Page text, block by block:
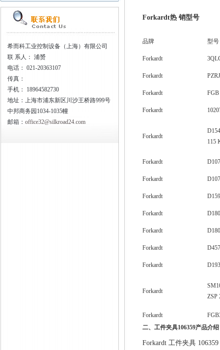
希而科工业控制设备（上海）有限公司
联 系人： 浦赟
电话： 021-20363107
传真：
手机：
18964582730
地址：上海市浦东新区川沙王桥路999号
中邦商务园1034-1035幢
邮箱： office32@silkroad24.com
Forkardt热 销型号
品牌 型号
Forkardt
Forkardt
Forkardt FGB
Forkardt
Forkardt
115
Forkardt
Forkardt
Forkardt
Forkardt
Forkardt
Forkardt
Forkardt
Forkardt
ZSP
Forkardt
二、工件夹具106359产品介绍
Forkardt 工件夹具